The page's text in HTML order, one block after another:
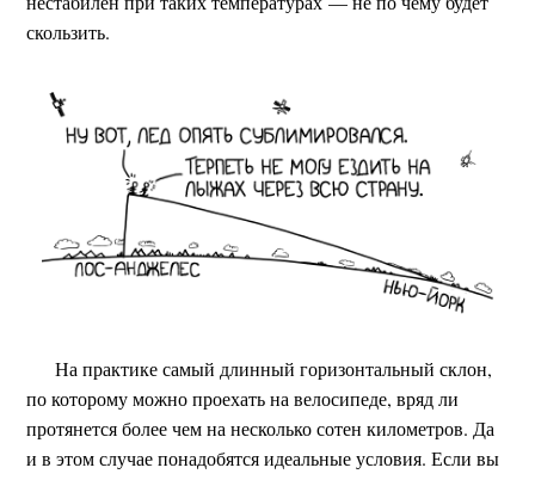
скользить.
На практике самый длинный горизонтальный склон,
по которому можно проехать на велосипеде, вряд ли
протянется более чем на несколько сотен километров. Да
и в этом случае понадобятся идеальные условия. Если вы